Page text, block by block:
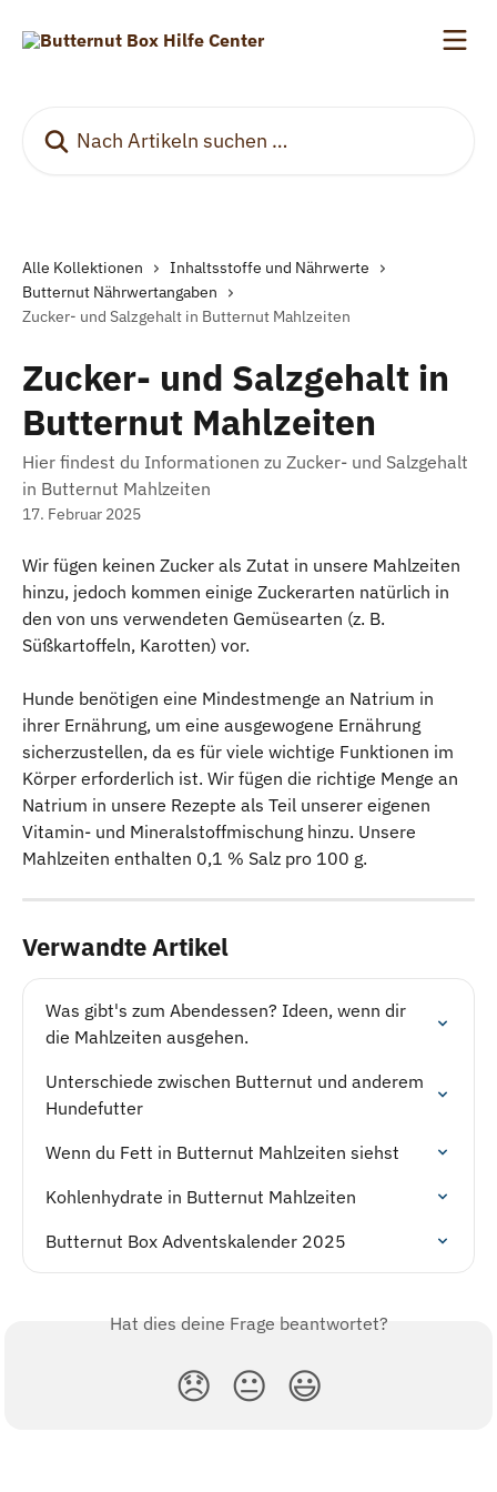
Alle Kollektionen
Inhaltsstoffe und Nährwerte
Butternut Nährwertangaben
Zucker- und Salzgehalt in Butternut Mahlzeiten
Zucker- und Salzgehalt in
Butternut Mahlzeiten
Hier findest du Informationen zu Zucker- und Salzgehalt
in Butternut Mahlzeiten
17. Februar 2025
Wir fügen keinen Zucker als Zutat in unsere Mahlzeiten
hinzu, jedoch kommen einige Zuckerarten natürlich in
den von uns verwendeten Gemüsearten (z. B.
Süßkartoffeln, Karotten) vor.
Hunde benötigen eine Mindestmenge an Natrium in
ihrer Ernährung, um eine ausgewogene Ernährung
sicherzustellen, da es für viele wichtige Funktionen im
Körper erforderlich ist. Wir fügen die richtige Menge an
Natrium in unsere Rezepte als Teil unserer eigenen
Vitamin- und Mineralstoffmischung hinzu. Unsere
Mahlzeiten enthalten 0,1 % Salz pro 100 g.
Verwandte Artikel
Was gibt's zum Abendessen? Ideen, wenn dir
die Mahlzeiten ausgehen.
Unterschiede zwischen Butternut und anderem
Hundefutter
Wenn du Fett in Butternut Mahlzeiten siehst
Kohlenhydrate in Butternut Mahlzeiten
Butternut Box Adventskalender 2025
Hat dies deine Frage beantwortet?
😞 😐 😃